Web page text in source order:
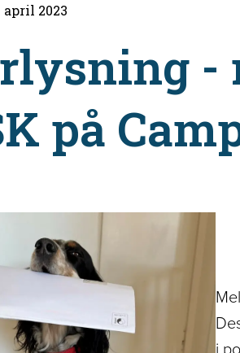
april 2023
-
på